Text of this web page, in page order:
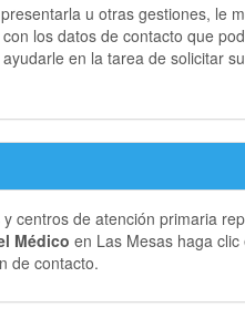
u otras gestiones, le
los datos de contacto que
en la tarea de solicitar su
centros de atención primaria
Médico en Las Mesas haga
de contacto.